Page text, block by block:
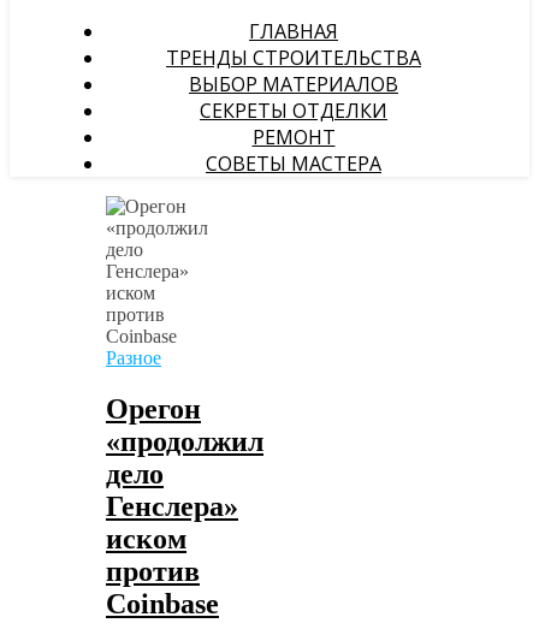
ГЛАВНАЯ
ТРЕНДЫ СТРОИТЕЛЬСТВА
ВЫБОР МАТЕРИАЛОВ
СЕКРЕТЫ ОТДЕЛКИ
РЕМОНТ
СОВЕТЫ МАСТЕРА
Разное
Орегон
«продолжил
дело
Генслера»
иском
против
Coinbase